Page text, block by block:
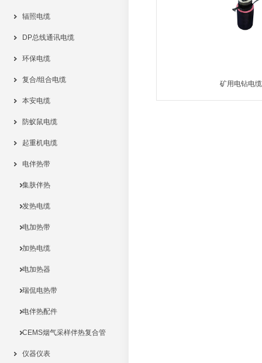
辐照电缆
DP总线通讯电缆
环保电缆
复合/组合电缆
本安电缆
防蚁鼠电缆
起重机电缆
电伴热带
集肤伴热
发热电缆
电加热带
加热电缆
电加热器
瑞侃电热带
电伴热配件
CEMS烟气采样伴热复合管
仪器仪表
矿用电钻电缆